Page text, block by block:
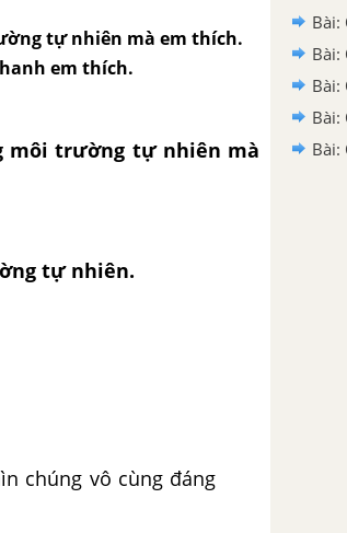
tự nhiên mà em thích.
em thích.
môi trường tự nhiên mà
tự nhiên.
chúng vô cùng đáng